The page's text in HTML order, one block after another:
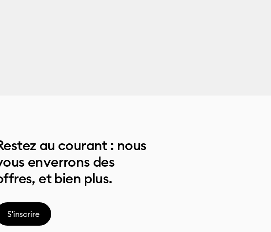
au courant : nous
enverrons des
et bien plus.
S'inscrire